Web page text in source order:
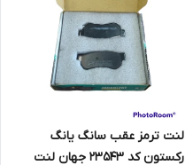
لنت ترمز عقب سانگ یانگ
رکستون کد 23543 جهان لنت